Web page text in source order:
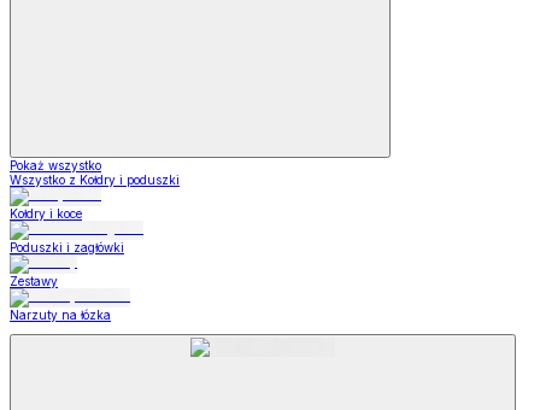
Pokaż wszystko
Wszystko z Kołdry i poduszki
Kołdry i koce
Poduszki i zagłówki
Zestawy
Narzuty na łózka